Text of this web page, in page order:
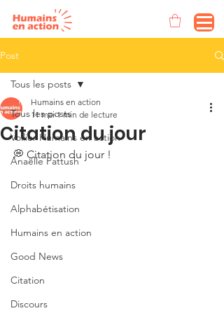
Post
Tous les posts
Voilier Humains en action
Anaëlle Pattush
Droits humains
Alphabétisation
Humains en action
Good News
Citation
Discours
Tous les posts
Citation du jour
Humains en action
11 mai 1 min de lecture
💭 Citation du jour !